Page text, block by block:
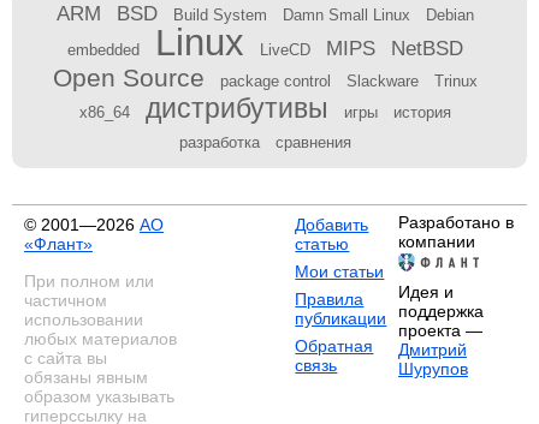
ARM BSD Build System Damn Small Linux
Debian
embedded
Linux LiveCD MIPS NetBSD
Open Source package control Slackware
Trinux
x86_64
дистрибутивы игры
история
разработка
сравнения
© 2001—2026 АО
«Флант»
При полном или
частичном
использовании
любых материалов
с сайта вы
обязаны явным
образом указывать
гиперссылку на
Добавить
статью
Мои статьи
Правила
публикации
Обратная
связь
Разработано в
компании
Идея и
поддержка
проекта —
Дмитрий
Шурупов